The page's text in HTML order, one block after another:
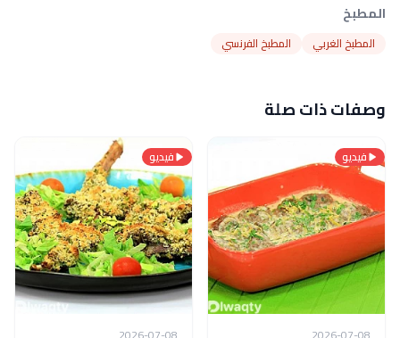
المطبخ
المطبخ الغربي المطبخ الفرنسي
وصفات ذات صلة
فيديو فيديو